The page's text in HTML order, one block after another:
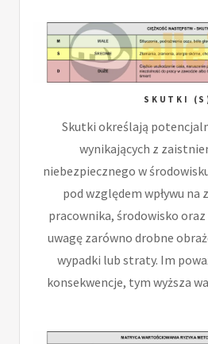
SKUTKI
Skutki określają
wynikających z
niebezpiecznego w
pod względem wpływu na
pracownika, środowisko
uwagę zarówno drobne
wypadki lub straty. Im
konsekwencje, tym wyższa